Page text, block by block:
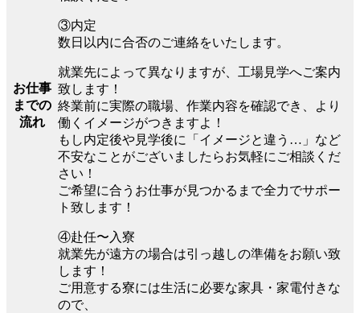
お仕事
までの
流れ
③内定
数日以内に合否のご連絡をいたします。
就業先によって異なりますが、工場見学へご案内
致します！
終業前に実際の職場、作業内容を確認でき、より
働くイメージがつきますよ！
もし内定後や見学後に「イメージと違う…」など
不安なことがございましたらお気軽にご相談くだ
さい！
ご希望に合うお仕事が見つかるまで全力でサポー
ト致します！
④赴任〜入寮
就業先が遠方の場合は引っ越しの準備をお願い致
します！
ご用意する寮には生活に必要な家具・家電付きな
ので、